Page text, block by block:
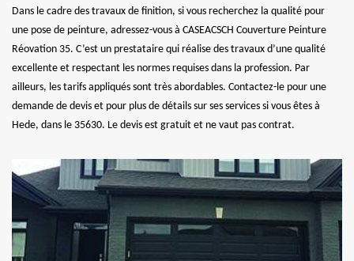
Dans le cadre des travaux de finition, si vous recherchez la qualité pour
une pose de peinture, adressez-vous à CASEACSCH Couverture Peinture
Réovation 35. C’est un prestataire qui réalise des travaux d’une qualité
excellente et respectant les normes requises dans la profession. Par
ailleurs, les tarifs appliqués sont très abordables. Contactez-le pour une
demande de devis et pour plus de détails sur ses services si vous êtes à
Hede, dans le 35630. Le devis est gratuit et ne vaut pas contrat.